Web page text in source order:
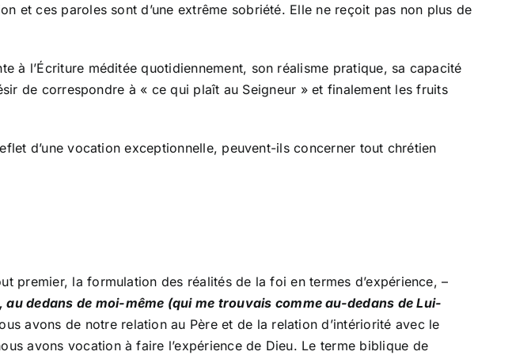
et ces paroles sont d’une extrême sobriété. Elle ne reçoit pas non plus de
à l’Écriture méditée quotidiennement, son réalisme pratique, sa capacité
de correspondre à « ce qui plaît au Seigneur » et finalement les fruits
d’une vocation exceptionnelle, peuvent-ils concerner tout chrétien
premier, la formulation des réalités de la foi en termes d’expérience, –
dedans de moi-même (qui me trouvais comme au-dedans de Lui-
avons de notre relation au Père et de la relation d’intériorité avec le
avons vocation à faire l’expérience de Dieu. Le terme biblique de